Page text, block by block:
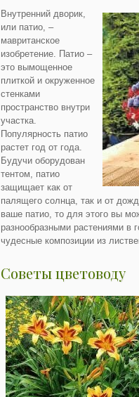
Внутренний дворик,
или патио, –
мавританское
изобретение. Патио –
это вымощенное
плиткой и окруженное
стенками
пространство внутри
участка.
Популярность патио
растет год от года.
Будучи оборудован
тентом, патио
защищает как от
палящего солнца, так и от
ваше патио, то для этого вы
разнообразными растениями в
чудесные композиции из
Советы цветоводу